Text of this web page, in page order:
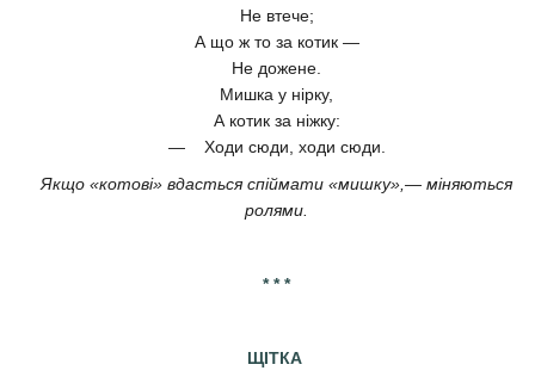
Не втече;
А що ж то за котик —
Не дожене.
Мишка у нірку,
А котик за ніжку:
— Ходи сюди, ходи сюди.
Якщо «котові» вдасться спіймати «мишку»,— міняються
ролями.
* * *
ЩІТКА